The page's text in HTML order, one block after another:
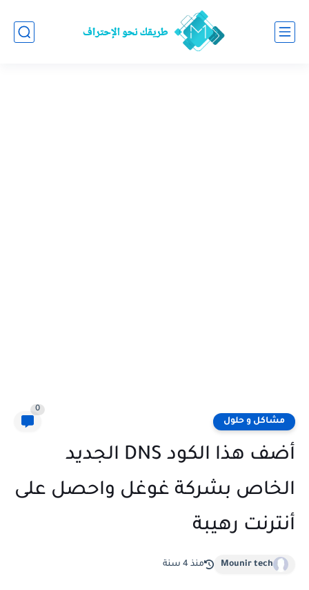
مشاكل و حلول
0
أضف هذا الكود DNS الجديد
الخاص بشركة غوغل واحصل على
أنترنت رهيبة
Mounir tech منذ 4 سنة